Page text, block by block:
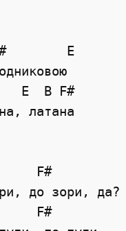
E
E  B F#
латана
F#
до зори, да?
F#